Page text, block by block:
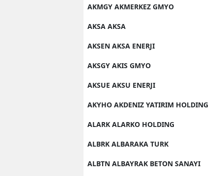
AKMGY AKMERKEZ GMYO
AKSA AKSA
AKSEN AKSA ENERJI
AKSGY AKIS GMYO
AKSUE AKSU ENERJI
AKYHO AKDENIZ YATIRIM HOLDING
ALARK ALARKO HOLDING
ALBRK ALBARAKA TURK
ALBTN ALBAYRAK BETON SANAYI